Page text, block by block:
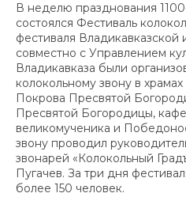
В неделю празднования
состоялся Фестиваль
фестиваля Владикавказской
совместно с Управлением
Владикавказа были
колокольному звону в
Покрова Пресвятой
Пресвятой Богородицы,
великомученика и
звону проводил
звонарей «Колокольный
Пугачев. За три дня
более 150 человек.